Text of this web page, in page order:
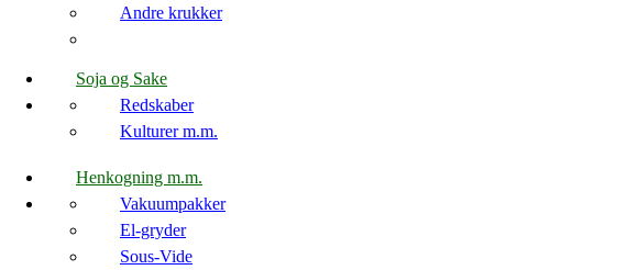
Andre krukker
Soja og Sake
Redskaber
Kulturer m.m.
Henkogning m.m.
Vakuumpakker
El-gryder
Sous-Vide